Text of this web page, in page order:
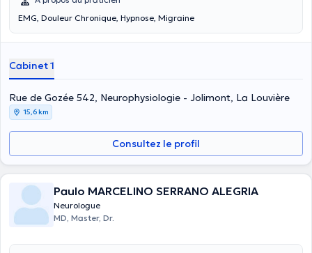
EMG, Douleur Chronique, Hypnose, Migraine
Cabinet 1
Rue de Gozée 542, Neurophysiologie - Jolimont, La Louvière
15,6 km
Consultez le profil
Paulo MARCELINO SERRANO ALEGRIA
Neurologue
MD, Master, Dr.